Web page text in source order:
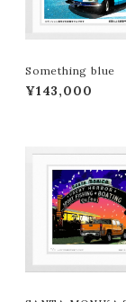
Something blue
ERASHIMA版画作
定
¥143,000